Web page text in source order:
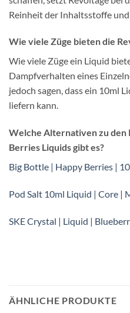
Reinheit der Inhaltsstoffe
Wie viele Züge bieten die
Wie viele Züge ein Liquid
Dampfverhalten eines
jedoch sagen, dass ein 10ml
liefern kann.
Welche Alternativen zu den
Berries Liquids gibt es?
Big Bottle | Happy Berries |
Pod Salt 10ml Liquid | Core |
SKE Crystal | Liquid |
ÄHNLICHE PRODUKTE